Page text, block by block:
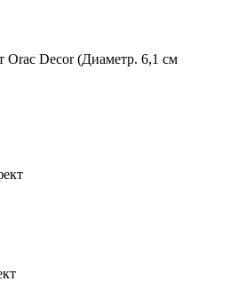
Orac Decor (Диаметр. 6,1 см